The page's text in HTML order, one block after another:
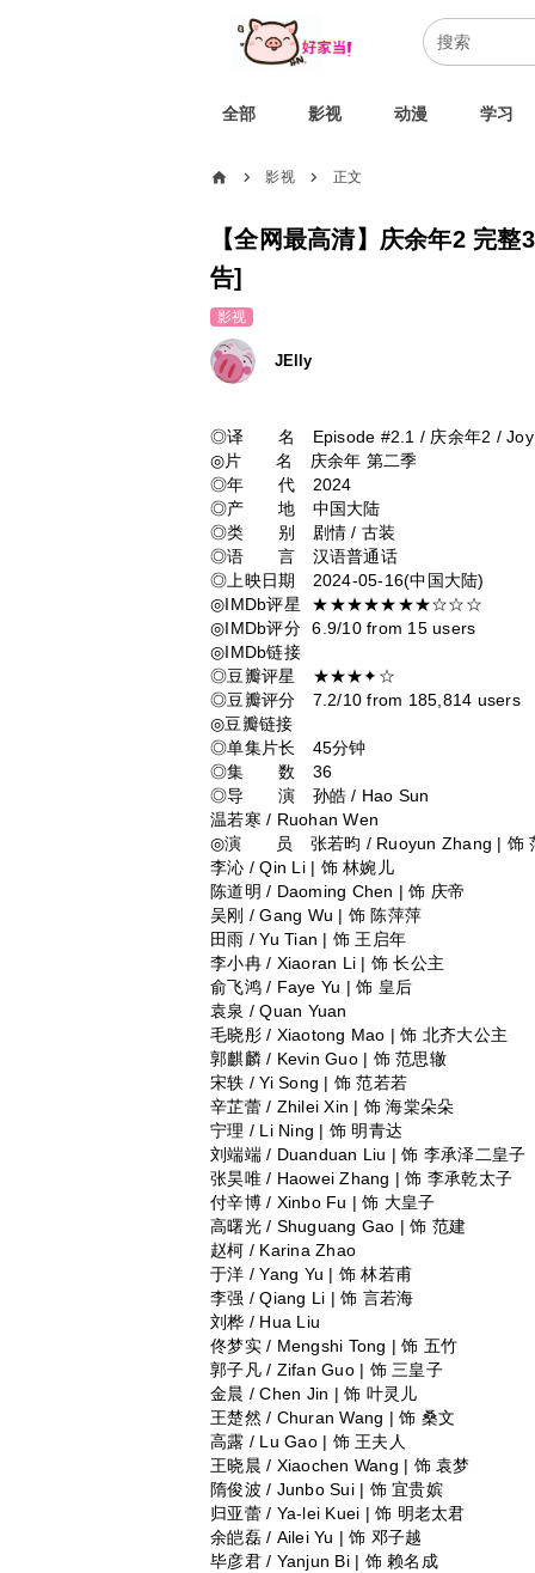
全部 影视 动漫 学习
home chevron_right 影视 chevron_right 正文
【全网最高清】庆余年2 完
告]
影视
JElly
◎译 名 Episode #2.1 / 庆余年2 / Joy
◎片 名 庆余年 第二季
◎年 代 2024
◎产 地 中国大陆
◎类 别 剧情 / 古装
◎语 言 汉语普通话
◎上映日期 2024-05-16(中国大陆)
◎IMDb评星 ★★★★★★★☆☆☆
◎IMDb评分 6.9/10 from 15 users
◎IMDb链接
◎豆瓣评星 ★★★✦☆
◎豆瓣评分 7.2/10 from 185,814 users
◎豆瓣链接
◎单集片长 45分钟
◎集 数 36
◎导 演 孙皓 / Hao Sun
温若寒 / Ruohan Wen
◎演 员 张若昀 / Ruoyun Zhang | 饰
李沁 / Qin Li | 饰 林婉儿
陈道明 / Daoming Chen | 饰 庆帝
吴刚 / Gang Wu | 饰 陈萍萍
田雨 / Yu Tian | 饰 王启年
李小冉 / Xiaoran Li | 饰 长公主
俞飞鸿 / Faye Yu | 饰 皇后
袁泉 / Quan Yuan
毛晓彤 / Xiaotong Mao | 饰 北齐大公主
郭麒麟 / Kevin Guo | 饰 范思辙
宋轶 / Yi Song | 饰 范若若
辛芷蕾 / Zhilei Xin | 饰 海棠朵朵
宁理 / Li Ning | 饰 明青达
刘端端 / Duanduan Liu | 饰 李承泽二皇子
张昊唯 / Haowei Zhang | 饰 李承乾太子
付辛博 / Xinbo Fu | 饰 大皇子
高曙光 / Shuguang Gao | 饰 范建
赵柯 / Karina Zhao
于洋 / Yang Yu | 饰 林若甫
李强 / Qiang Li | 饰 言若海
刘桦 / Hua Liu
佟梦实 / Mengshi Tong | 饰 五竹
郭子凡 / Zifan Guo | 饰 三皇子
金晨 / Chen Jin | 饰 叶灵儿
王楚然 / Churan Wang | 饰 桑文
高露 / Lu Gao | 饰 王夫人
王晓晨 / Xiaochen Wang | 饰 袁梦
隋俊波 / Junbo Sui | 饰 宜贵嫔
归亚蕾 / Ya-lei Kuei | 饰 明老太君
余皑磊 / Ailei Yu | 饰 邓子越
毕彦君 / Yanjun Bi | 饰 赖名成